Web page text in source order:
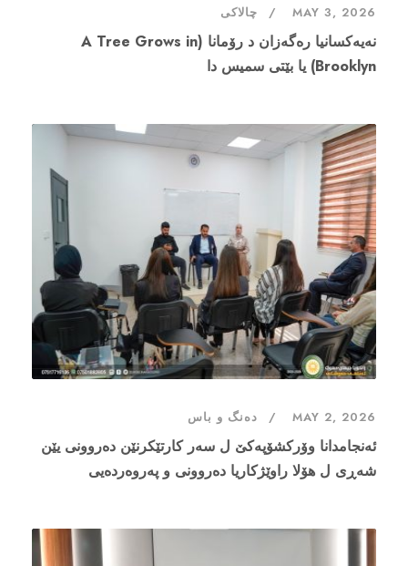
MAY 3, 2026 چالاکی
نەیەکسانیا رەگەزان د رۆمانا (A Tree Grows in
Brooklyn) یا بێتی سمیس دا
MAY 2, 2026 دەنگ و باس
ئەنجامدانا وۆرکشۆپەکێ ل سەر کارتێکرنێن دەروونی یێن
شەڕی ل هۆلا راوێژکاریا دەروونی و پەروەردەیی